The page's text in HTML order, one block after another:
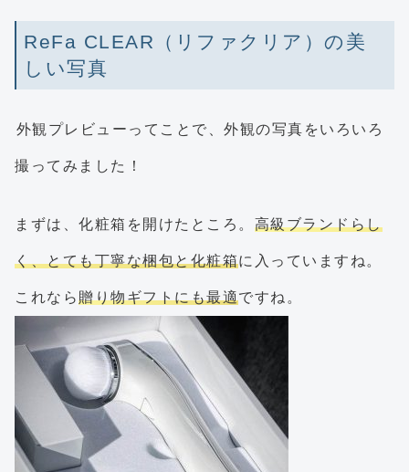
ReFa CLEAR（リファクリア）の美
しい写真
外観プレビューってことで、外観の写真をいろいろ
撮ってみました！
まずは、化粧箱を開けたところ。 高級ブランドらし
く、とても丁寧な梱包と化粧箱に入っていますね。
これなら贈り物ギフトにも最適ですね。